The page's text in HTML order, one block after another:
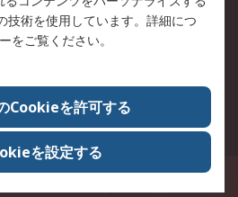
採用情報
ら
コーポレートサイト
RSの歴史
語）
認証について
ヶ谷区神戸町134番地 横浜ビジネスパーク ウ
技術を使用しています。詳細につ
ーをご覧ください。
Cookieを許可する
を設定する